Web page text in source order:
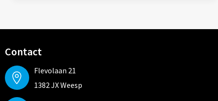
Contact
Flevolaan 21
1382 JX Weesp